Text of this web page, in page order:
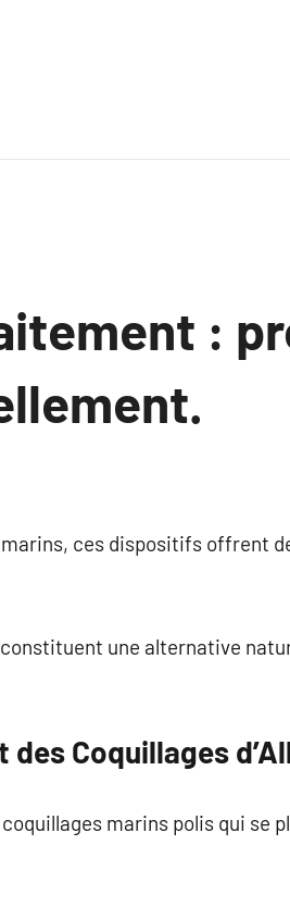
:
ces dispositifs offrent
une alternative
Coquillages
marins polis qui se